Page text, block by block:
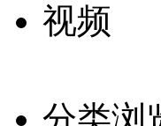
视频
分类浏